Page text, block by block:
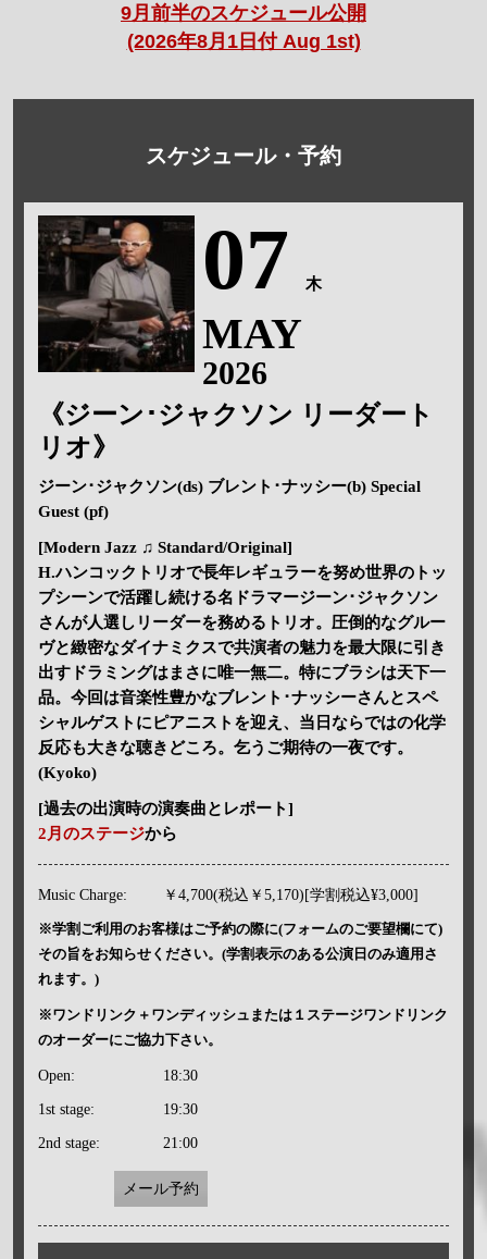
9月前半のスケジュール公開
(2026年8月1日付 Aug 1st)
スケジュール・予約
07 木
MAY
2026
《ジーン･ジャクソン リーダート
リオ》
ジーン･ジャクソン(ds) ブレント･ナッシー(b) Special
Guest (pf)
[Modern Jazz ♫ Standard/Original]
H.ハンコックトリオで長年レギュラーを努め世界のトッ
プシーンで活躍し続ける名ドラマージーン･ジャクソン
さんが人選しリーダーを務めるトリオ。圧倒的なグルー
ヴと緻密なダイナミクスで共演者の魅力を最大限に引き
出すドラミングはまさに唯一無二。特にブラシは天下一
品。今回は音楽性豊かなブレント･ナッシーさんとスペ
シャルゲストにピアニストを迎え、当日ならではの化学
反応も大きな聴きどころ。乞うご期待の一夜です。
(Kyoko)
[過去の出演時の演奏曲とレポート]
2月のステージから
Music Charge: ￥4,700(税込￥5,170)[学割税込¥3,000]
※学割ご利用のお客様はご予約の際に(フォームのご要望欄にて)
その旨をお知らせください。(学割表示のある公演日のみ適用さ
れます。)
※ワンドリンク＋ワンディッシュまたは１ステージワンドリンク
のオーダーにご協力下さい。
Open: 18:30
1st stage: 19:30
2nd stage: 21:00
メール予約